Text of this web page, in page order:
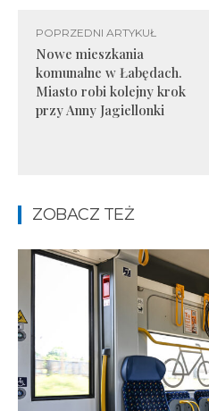
POPRZEDNI ARTYKUŁ
Nowe mieszkania
komunalne w Łabędach.
Miasto robi kolejny krok
przy Anny Jagiellonki
ZOBACZ TEŻ